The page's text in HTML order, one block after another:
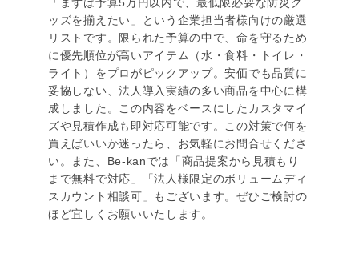
ッズを揃えたい」という企業担当者様向けの厳選
リストです。限られた予算の中で、命を守るため
に優先順位が高いアイテム（水・食料・トイレ・
ライト）をプロがピックアップ。安価でも品質に
妥協しない、法人導入実績の多い商品を中心に構
成しました。この内容をベースにしたカスタマイ
ズや見積作成も即対応可能です。この対策で何を
買えばいいか迷ったら、お気軽にお問合せくださ
い。また、Be-kanでは「商品提案から見積もり
まで無料で対応」「法人様限定のボリュームディ
スカウント相談可」もございます。ぜひご検討の
ほど宜しくお願いいたします。